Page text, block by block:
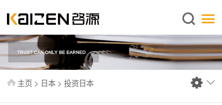
简体中文
关于启源
服务范围
主页 > 日本 > 投资日本